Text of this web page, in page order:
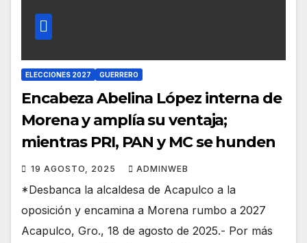
ELECCIONES 2027 GUERRERO
Encabeza Abelina López interna de
Morena y amplía su ventaja;
mientras PRI, PAN y MC se hunden
19 AGOSTO, 2025 ADMINWEB
*Desbanca la alcaldesa de Acapulco a la
oposición y encamina a Morena rumbo a 2027
Acapulco, Gro., 18 de agosto de 2025.- Por más